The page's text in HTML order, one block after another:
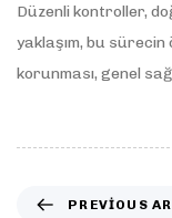
Düzenli kontroller,
yaklaşım, bu sürecin
korunması, genel
PREVIOUS